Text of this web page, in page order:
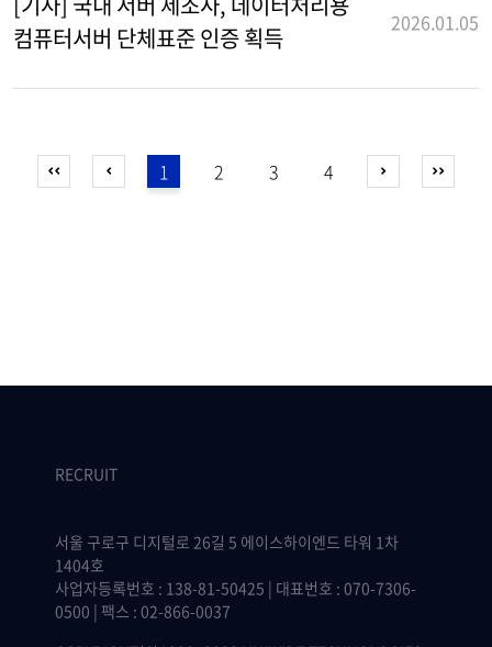
컴퓨터서버 단체표준 인증 획득
2026.01.05
1 2 3 4
RECRUIT
서울 구로구 디지털로 26길 5 에이스하이엔드 타워 1차
1404호
사업자등록번호 : 138-81-50425 | 대표번호 : 070-7306-
0500 | 팩스 : 02-866-0037